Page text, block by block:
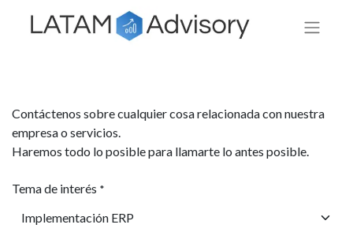
Contáctenos sobre cualquier cosa relacionada con nuestra
empresa o servicios.
Haremos todo lo posible para llamarte lo antes posible.
Tema de interés *